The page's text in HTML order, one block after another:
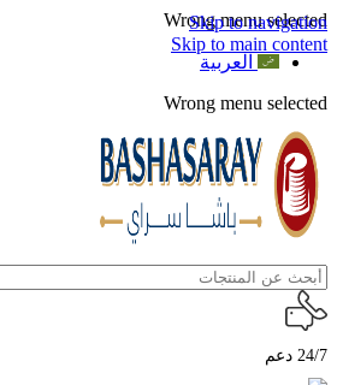
Skip to navigation
Skip to main content
Wrong menu selected
العربية
Wrong menu selected
24/7 دعم